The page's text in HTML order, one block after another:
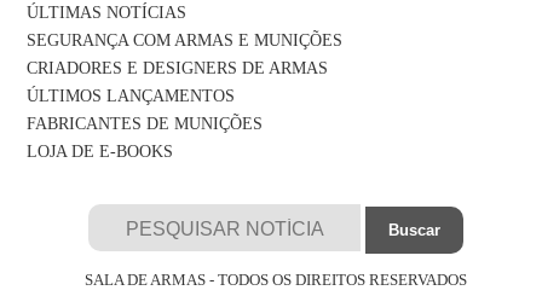
ÚLTIMAS NOTÍCIAS
SEGURANÇA COM ARMAS E MUNIÇÕES
CRIADORES E DESIGNERS DE ARMAS
ÚLTIMOS LANÇAMENTOS
FABRICANTES DE MUNIÇÕES
LOJA DE E-BOOKS
SALA DE ARMAS - TODOS OS DIREITOS RESERVADOS